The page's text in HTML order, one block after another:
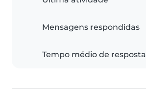
Mensagens respondidas
Tempo médio de resposta